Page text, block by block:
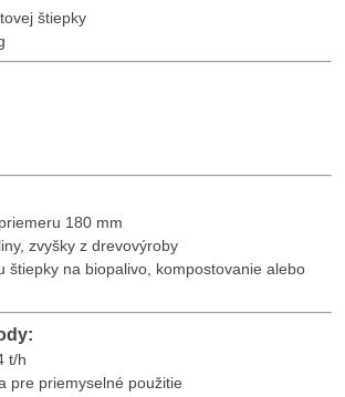
štiepky
180 mm
zvyšky z drevovýroby
štiepky na biopalivo, kompostovanie alebo
t/h
pre priemyselné použitie